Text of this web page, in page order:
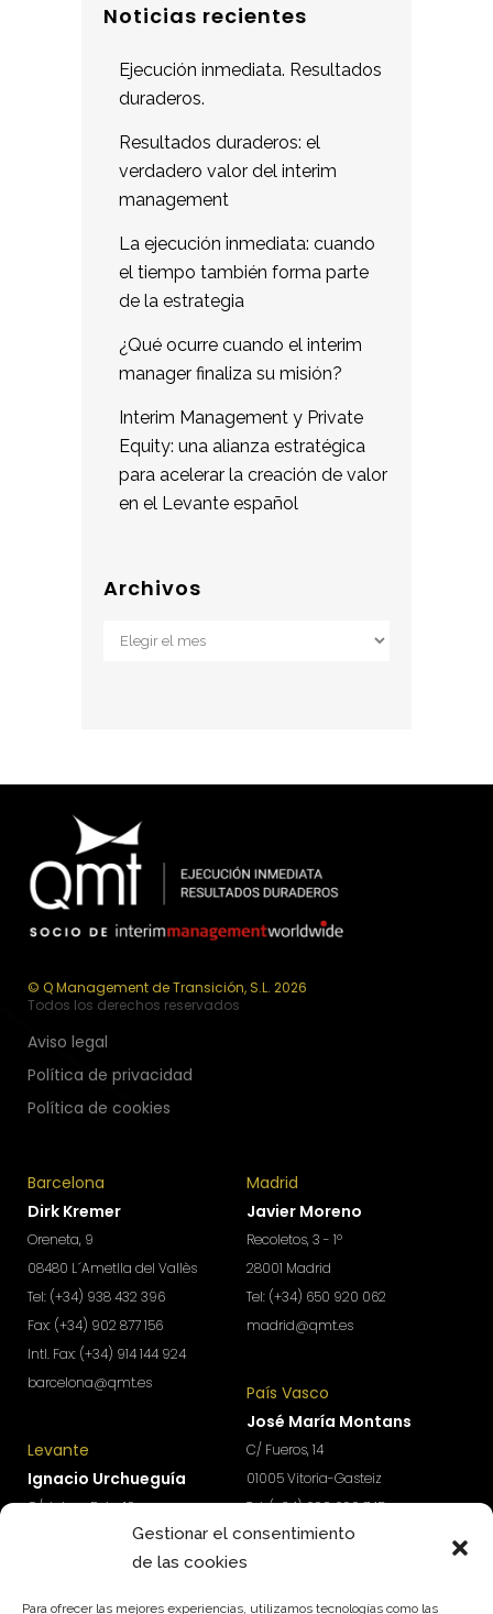
Gestionar el consentimiento
de las cookies
Para ofrecer las mejores experiencias, utilizamos tecnologías como las
Noticias recientes
Ejecución inmediata. Resultados
duraderos.
Resultados duraderos: el
verdadero valor del interim
management
La ejecución inmediata: cuando
el tiempo también forma parte
de la estrategia
¿Qué ocurre cuando el interim
manager finaliza su misión?
Interim Management y Private
Equity: una alianza estratégica
para acelerar la creación de valor
en el Levante español
Archivos
Archivos
© Q Management de Transición, S.L. 2026
Todos los derechos reservados
Aviso legal
Política de privacidad
Política de cookies
Barcelona
Dirk Kremer
Oreneta, 9
08480 L´Ametlla del Vallès
Tel: (+34) 938 432 396
Fax: (+34) 902 877 156
Intl. Fax: (+34) 914 144 924
barcelona@qmt.es
Levante
Ignacio Urchueguía
C/ Jaime Roig, 19
Tel: (+34) 674 570 918
Madrid
Javier Moreno
Recoletos, 3 - 1º
28001 Madrid
Tel: (+34) 650 920 062
madrid@qmt.es
País Vasco
José María Montans
C/ Fueros, 14
01005 Vitoria-Gasteiz
Tel: (+34) 690 690 745
paisvasco@qmt.es